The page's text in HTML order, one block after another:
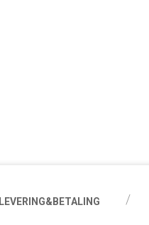
LEVERING&BETALING